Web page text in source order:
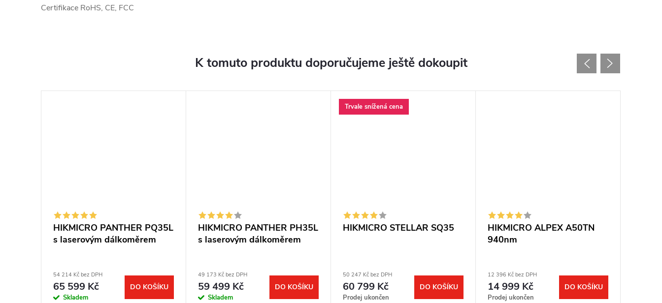
Certifikace RoHS, CE, FCC
K tomuto produktu doporučujeme ještě dokoupit
HIKMICRO PANTHER PQ35L
s laserovým dálkoměrem
54 214 Kč bez DPH
65 599 Kč
Skladem
DO KOŠÍKU
HIKMICRO PANTHER PH35L
s laserovým dálkoměrem
49 173 Kč bez DPH
59 499 Kč
Skladem
DO KOŠÍKU
Trvale snížená cena
HIKMICRO STELLAR SQ35
50 247 Kč bez DPH
60 799 Kč
Prodej ukončen
DO KOŠÍKU
HIKMICRO ALPEX A50TN
940nm
12 396 Kč bez DPH
14 999 Kč
Prodej ukončen
DO KOŠÍKU